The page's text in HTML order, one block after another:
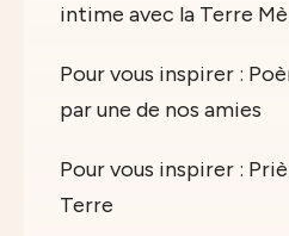
intime avec la Terre
Pour vous inspirer :
par une de nos amies
Pour vous inspirer :
Terre